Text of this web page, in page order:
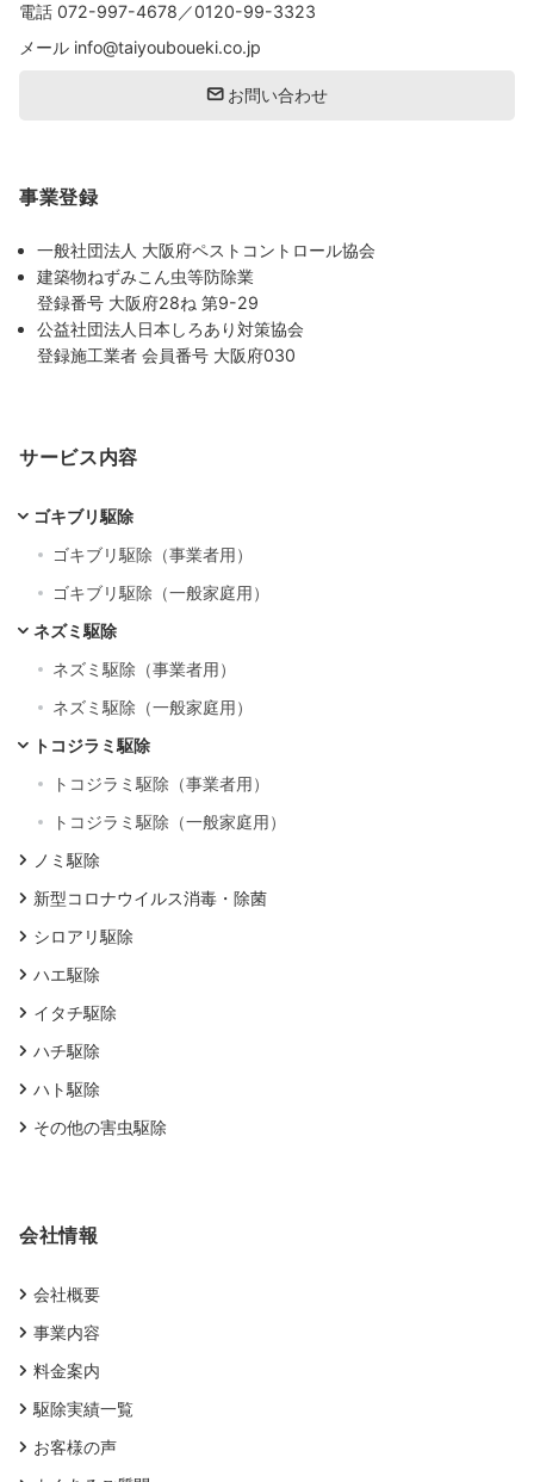
電話 072-997-4678 ／0120-99-3323
メール info@taiyouboueki.co.jp
お問い合わせ
事業登録
一般社団法人 大阪府ペストコントロール協会
建築物ねずみこん虫等防除業
登録番号 大阪府28ね 第9-29
公益社団法人日本しろあり対策協会
登録施工業者 会員番号 大阪府030
サービス内容
ゴキブリ駆除
ゴキブリ駆除（事業者用）
ゴキブリ駆除（一般家庭用）
ネズミ駆除
ネズミ駆除（事業者用）
ネズミ駆除（一般家庭用）
トコジラミ駆除
トコジラミ駆除（事業者用）
トコジラミ駆除（一般家庭用）
ノミ駆除
新型コロナウイルス消毒・除菌
シロアリ駆除
ハエ駆除
イタチ駆除
ハチ駆除
ハト駆除
その他の害虫駆除
会社情報
会社概要
事業内容
料金案内
駆除実績一覧
お客様の声